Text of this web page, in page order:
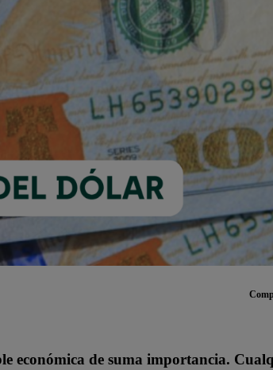
económica de suma importancia.